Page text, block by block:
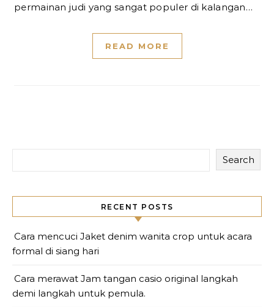
permainan judi yang sangat populer di kalangan…
READ MORE
Search
RECENT POSTS
Cara mencuci Jaket denim wanita crop untuk acara
formal di siang hari
Cara merawat Jam tangan casio original langkah
demi langkah untuk pemula.